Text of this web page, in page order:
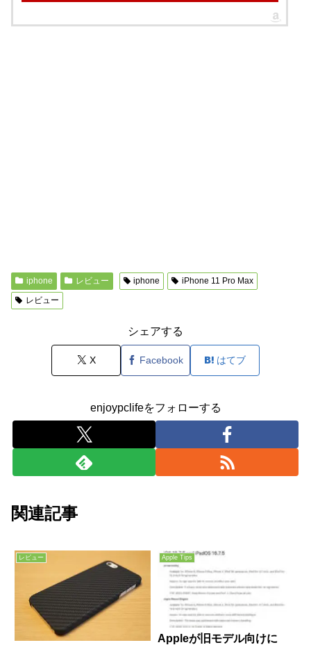
iphone レビュー iphone
iPhone 11 Pro Max
レビュー
シェアする
X Facebook はてブ
enjoypclifeをフォローする
関連記事
レビュー Apple Tips
Appleが旧モデル向けに